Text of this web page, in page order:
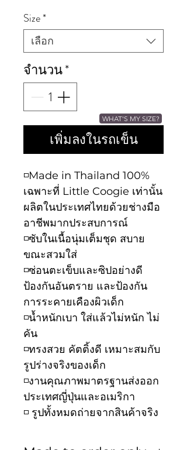
Size*
เลือก
จำนวน*
เพิ่มลงในรถเข็น
◽️Made in Thailand 100%
เฉพาะที่ Little Coogie เท่านั้น
ผลิตในประเทศไทยด้วยช่างมือ
อาชีพมากประสบการณ์
◽️ซับในเนื้อนุ่มเต็มชุด สบาย
ขณะสวมใส่
◽️ซ่อนตะเข็บและซิปอย่างดี
ป้องกันอันตราย และป้องกัน
การระคายเคืองผิวเด็ก
◽️น้ำหนักเบา ใส่แล้วไม่หนัก ไม่
คัน
◽️ทรงสวย คัตติ้งดี เหมาะสมกับ
รูปร่างจริงของเด็ก
◽️งานคุณภาพมาตรฐานส่งออก
ประเทศญี่ปุ่นและอเมริกา
◽️ รูปทั้งหมดถ่ายจากสินค้าจริง
WHAT'S MY SIZE?